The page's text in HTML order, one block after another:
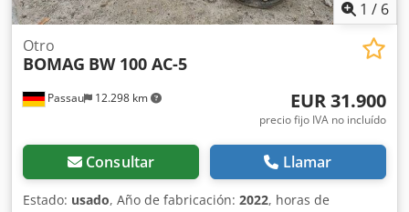
1 / 6
Passau 12.298 km
Otro
BOMAG BW 100 AC-5
EUR 31.900
precio fijo IVA no incluído
Consultar Llamar
Estado: usado, Año de fabricación: 2022, horas de